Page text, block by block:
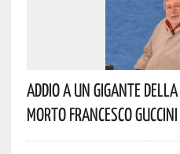
Addio A Un Gigante
Morto Francesco Guccini